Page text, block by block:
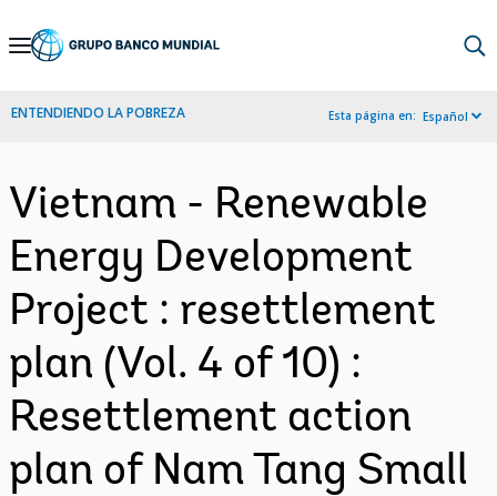
Skip
Navigation
ENTENDIENDO LA POBREZA Esta página en: Español
Vietnam - Renewable
Energy Development
Project : resettlement
plan (Vol. 4 of 10) :
Resettlement action
plan of Nam Tang Small